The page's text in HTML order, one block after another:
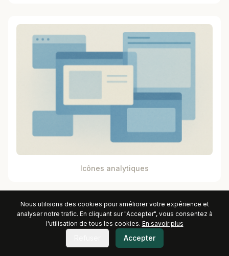
Icônes analytiques
Nous utilisons des cookies pour améliorer votre expérience et
analyser notre trafic. En cliquant sur "Accepter", vous consentez à
l'utilisation de tous les cookies. En savoir plus
Accepter